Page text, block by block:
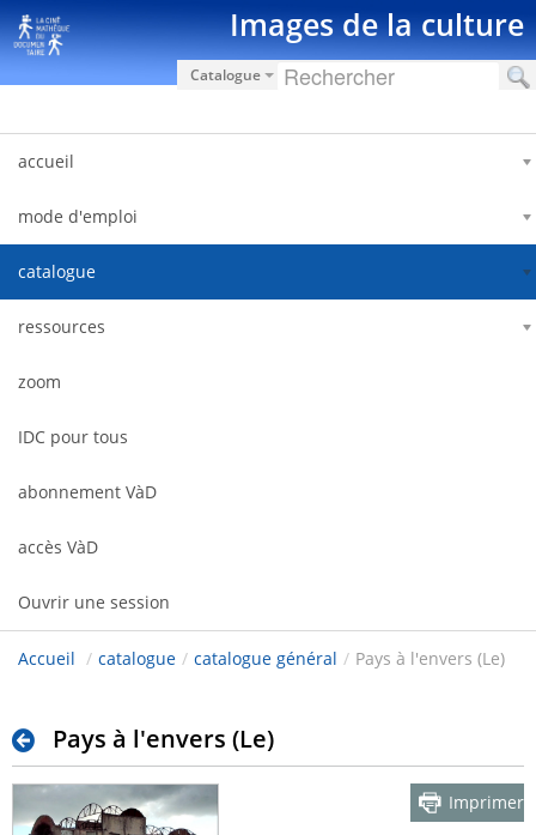
Saut au contenu Images de la culture
Catalogue
accueil
mode d'emploi
catalogue
ressources
zoom
IDC pour tous
abonnement VàD
accès VàD
Ouvrir une session
Accueil / catalogue / catalogue général / Pays à l'envers (Le)
Pays à l'envers (Le)
Imprimer